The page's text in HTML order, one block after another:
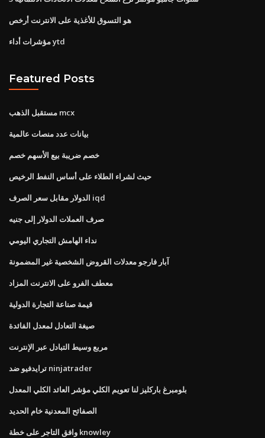
هو التسوق للأغذية على الانترنت أرخص
مؤشرات أداء ytd
Featured Posts
مستقبل الذهب mcx
بيانات عدد منصات عالمية
خصم ضريبة بيع الأسهم خصم
حيث لشراء الطلاء على أساس النفط الرخيص
الدولار مقابل سعر الصرف iqd
صرف العملات الدولار إلى جنيه
نداء الهامش التجاري اليومي
آبار فارجو معدلات القروض الشخصية غير المضمونة
معطف الفرو على الانترنت المزاد
قيمة صناعة التجارة الدولية
صيغة التعادل لمعدل الفائدة
مربع وسيط التبادل عبر الإنترنت
ترايدفيو ضد ninjatrader
بلومبرغ باركليز لنا تعويم الكلي مؤشر العائد الكلي المعدل
الصفائح المعدنية خام الحديد
وافق التاجر على خطة knowley